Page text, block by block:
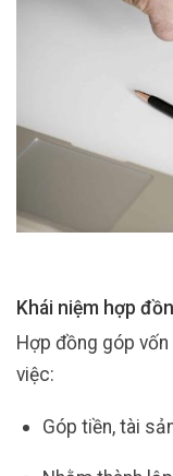
Khái niệm hợp
Hợp đồng góp
việc:
Góp tiền, tài